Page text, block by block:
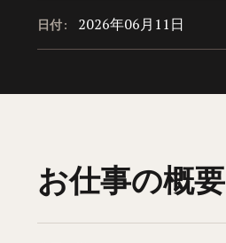
日付: 2026年06月11日
お仕事の概要